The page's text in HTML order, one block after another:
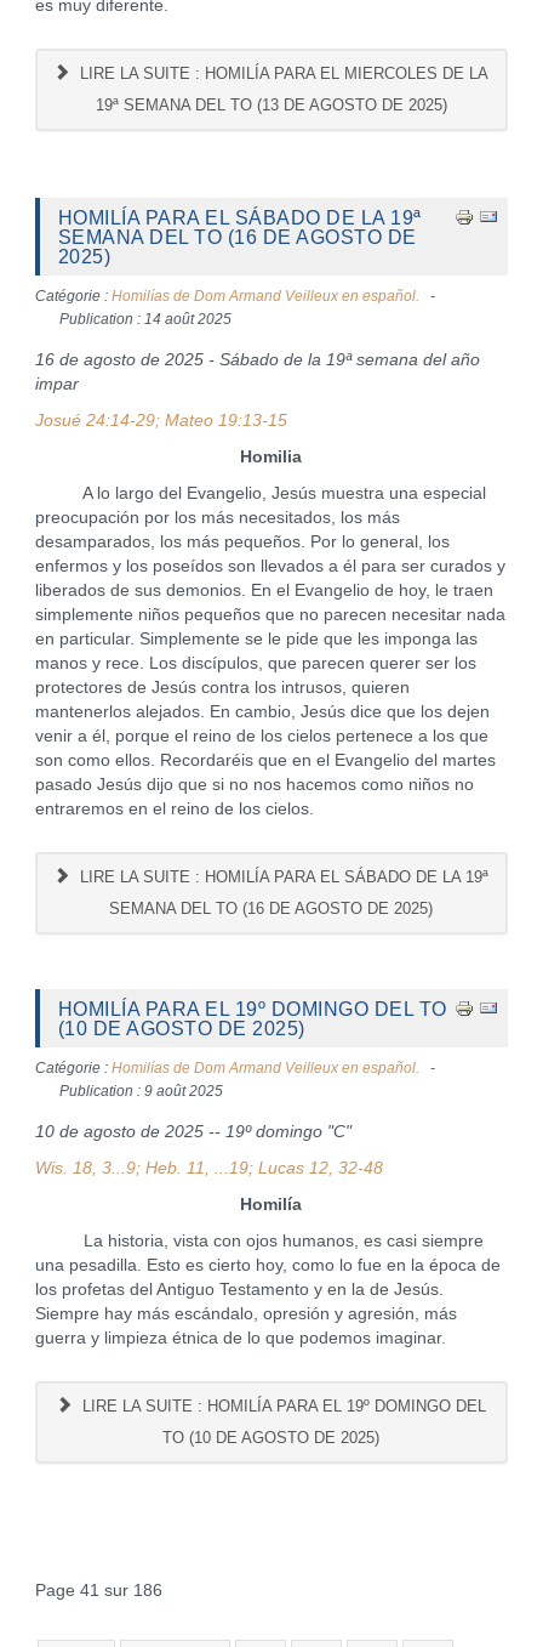
es muy diferente.
LIRE LA SUITE : HOMILÍA PARA EL MIERCOLES DE LA
19ª SEMANA DEL TO (13 DE AGOSTO DE 2025)
HOMILÍA PARA EL SÁBADO DE LA 19ª
SEMANA DEL TO (16 DE AGOSTO DE
2025)
Catégorie : Homilías de Dom Armand Veilleux en español.
Publication : 14 août 2025
16 de agosto de 2025 - Sábado de la 19ª semana del año
impar
Josué 24:14-29; Mateo 19:13-15
Homilia
A lo largo del Evangelio, Jesús muestra una especial
preocupación por los más necesitados, los más
desamparados, los más pequeños. Por lo general, los
enfermos y los poseídos son llevados a él para ser curados y
liberados de sus demonios. En el Evangelio de hoy, le traen
simplemente niños pequeños que no parecen necesitar nada
en particular. Simplemente se le pide que les imponga las
manos y rece. Los discípulos, que parecen querer ser los
protectores de Jesús contra los intrusos, quieren
mantenerlos alejados. En cambio, Jesús dice que los dejen
venir a él, porque el reino de los cielos pertenece a los que
son como ellos. Recordaréis que en el Evangelio del martes
pasado Jesús dijo que si no nos hacemos como niños no
entraremos en el reino de los cielos.
LIRE LA SUITE : HOMILÍA PARA EL SÁBADO DE LA 19ª
SEMANA DEL TO (16 DE AGOSTO DE 2025)
HOMILÍA PARA EL 19º DOMINGO DEL TO
(10 DE AGOSTO DE 2025)
Catégorie : Homilías de Dom Armand Veilleux en español.
Publication : 9 août 2025
10 de agosto de 2025 -- 19º domingo "C"
Wis. 18, 3...9; Heb. 11, ...19; Lucas 12, 32-48
Homilía
La historia, vista con ojos humanos, es casi siempre
una pesadilla. Esto es cierto hoy, como lo fue en la época de
los profetas del Antiguo Testamento y en la de Jesús.
Siempre hay más escándalo, opresión y agresión, más
guerra y limpieza étnica de lo que podemos imaginar.
LIRE LA SUITE : HOMILÍA PARA EL 19º DOMINGO DEL
TO (10 DE AGOSTO DE 2025)
Page 41 sur 186